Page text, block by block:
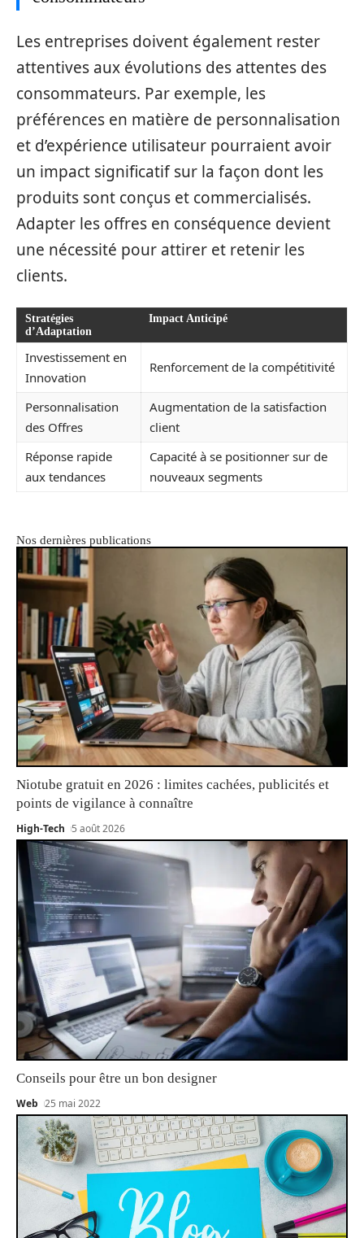
Les entreprises doivent également rester
attentives aux évolutions des attentes des
consommateurs. Par exemple, les
préférences en matière de personnalisation
et d’expérience utilisateur pourraient avoir
un impact significatif sur la façon dont les
produits sont conçus et commercialisés.
Adapter les offres en conséquence devient
une nécessité pour attirer et retenir les
clients.
Stratégies
d’Adaptation
Impact Anticipé
Investissement en
Innovation
Renforcement de la compétitivité
Personnalisation
des Offres
Augmentation de la satisfaction
client
Réponse rapide
aux tendances
Capacité à se positionner sur de
nouveaux segments
Nos dernières publications
Niotube gratuit en 2026 : limites cachées, publicités et
points de vigilance à connaître
High-Tech 5 août 2026
Conseils pour être un bon designer
Web 25 mai 2022